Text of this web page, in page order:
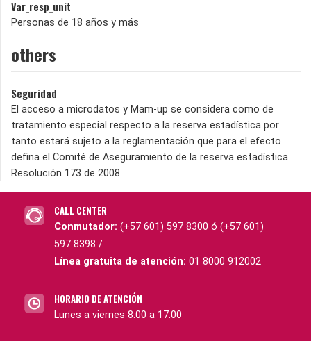
Var_resp_unit
Personas de 18 años y más
others
Seguridad
El acceso a microdatos y Mam-up se considera como de
tratamiento especial respecto a la reserva estadística por
tanto estará sujeto a la reglamentación que para el efecto
defina el Comité de Aseguramiento de la reserva estadística.
Resolución 173 de 2008
CALL CENTER
Conmutador: (+57 601) 597 8300 ó (+57 601)
597 8398 /
Línea gratuita de atención: 01 8000 912002
HORARIO DE ATENCIÓN
Lunes a viernes 8:00 a 17:00